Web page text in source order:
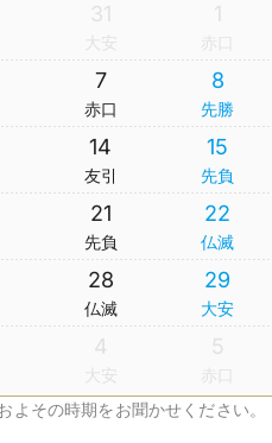
31
大安
1
赤口
7
赤口
8
先勝
14
友引
15
先負
21
先負
22
仏滅
28
仏滅
29
大安
4
大安
5
赤口
その時期をお聞かせください。